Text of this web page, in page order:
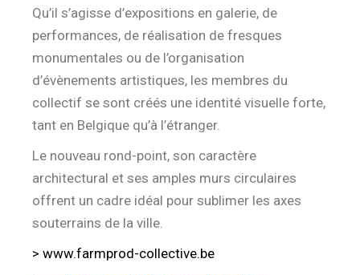
Qu’il s’agisse d’expositions en galerie, de
performances, de réalisation de fresques
monumentales ou de l’organisation
d’évènements artistiques, les membres du
collectif se sont créés une identité visuelle forte,
tant en Belgique qu’à l’étranger.
Le nouveau rond-point, son caractère
architectural et ses amples murs circulaires
offrent un cadre idéal pour sublimer les axes
souterrains de la ville.
> www.farmprod-collective.be